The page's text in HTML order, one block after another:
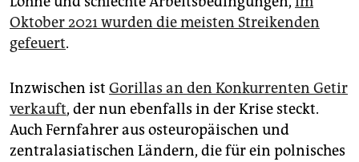
Oktober 2021 wurden die meisten Streikenden
gefeuert.
Inzwischen ist Gorillas an den Konkurrenten Getir
verkauft, der nun ebenfalls in der Krise steckt.
Auch Fernfahrer aus osteuropäischen und
zentralasiatischen Ländern, die für ein polnisches